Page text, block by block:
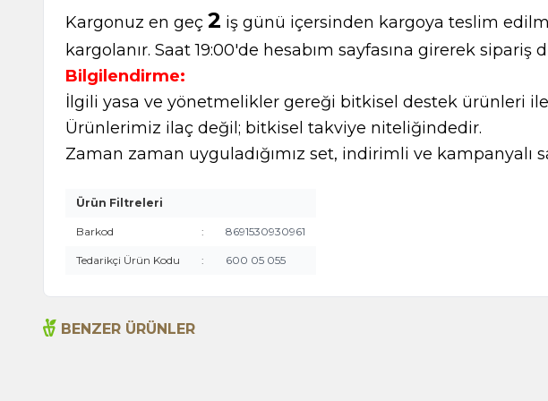
Kargonuz en geç 2 iş günü içersinden kargoya teslim
kargolanır. Saat 19:00'de hesabım sayfasına girerek
Bilgilendirme:
İlgili yasa ve yönetmelikler gereği bitkisel destek ürünleri
Ürünlerimiz ilaç değil; bitkisel takviye niteliğindedir.
Zaman zaman uyguladığımız set, indirimli ve kampanyalı
Ürün Filtreleri
Barkod : 8691530930961
Tedarikçi Ürün Kodu : 600 05 055
BENZER ÜRÜNLER